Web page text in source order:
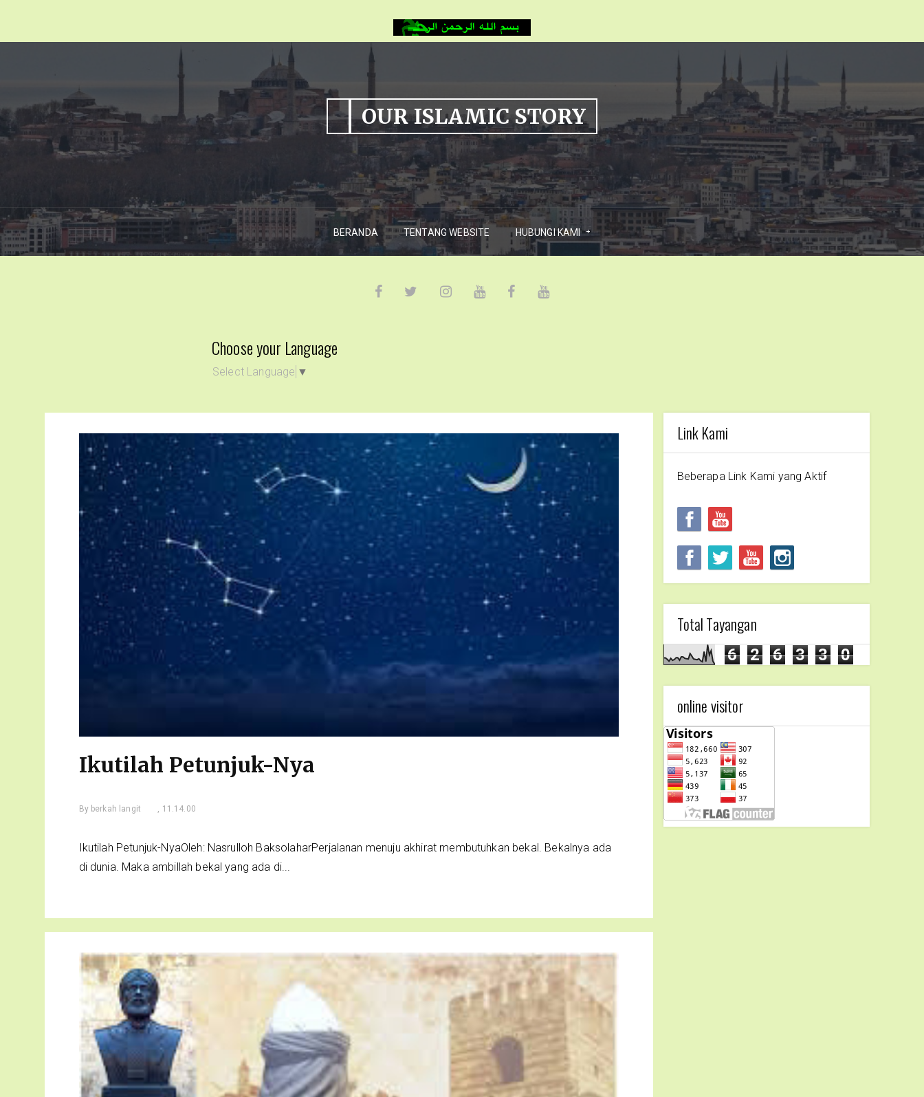
OUR ISLAMIC STORY
BERANDA TENTANG WEBSITE HUBUNGI KAMI
Choose your Language
Select Language ▼
Ikutilah Petunjuk-Nya
By berkah langit , 11.14.00
Ikutilah Petunjuk-NyaOleh: Nasrulloh BaksolaharPerjalanan menuju akhirat membutuhkan bekal. Bekalnya ada
di dunia. Maka ambillah bekal yang ada di...
Link Kami
Beberapa Link Kami yang Aktif
Total Tayangan
6 2 6 3 3 0
online visitor